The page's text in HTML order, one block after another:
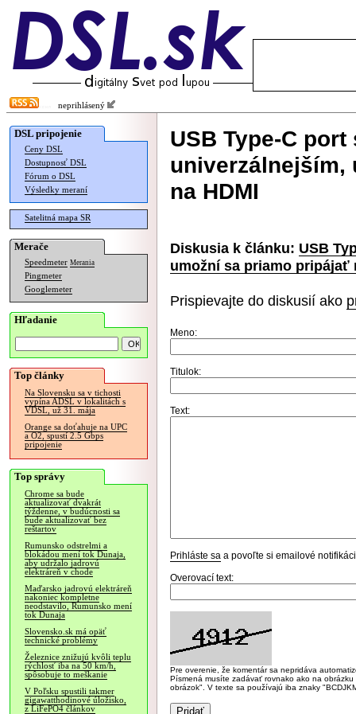
neprihlásený
DSL pripojenie
Ceny DSL
Dostupnosť DSL
Fórum o DSL
Výsledky meraní
Satelitná mapa SR
Merače
Speedmeter Merania
Pingmeter
Googlemeter
Hľadanie
Top články
Na Slovensku sa v tichosti
vypína ADSL v lokalitách s
VDSL, už 31. mája
Orange sa doťahuje na UPC
a O2, spustí 2.5 Gbps
pripojenie
Top správy
Chrome sa bude
aktualizovať dvakrát
týždenne, v budúcnosti sa
bude aktualizovať bez
reštartov
Rumunsko odstrelmi a
blokádou mení tok Dunaja,
aby udržalo jadrovú
elektráreň v chode
Maďarsko jadrovú elektráreň
nakoniec kompletne
neodstavilo, Rumunsko mení
tok Dunaja
Slovensko.sk má opäť
technické problémy
Železnice znižujú kvôli teplu
rýchlosť iba na 50 km/h,
spôsobuje to meškanie
V Poľsku spustili takmer
gigawatthodinové úložisko,
z LiFePO4 článkov
USB Type-C
univerzálnejším,
na HDMI
Diskusia k článku: USB
umožní sa priamo pripájať
Prispievajte do diskusií ako
Meno:
Titulok:
Text:
Prihláste sa a povoľte si emailové
Overovací text:
Pre overenie, že komentár sa nepridáva
Písmená musíte zadávať rovnako ako na
obrázok". V texte sa používajú iba znaky